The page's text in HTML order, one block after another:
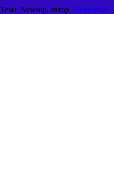
Тема: Newsup, автор Themeansar